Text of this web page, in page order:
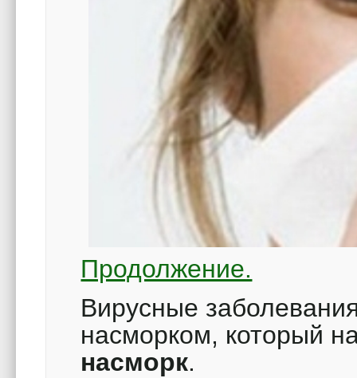
Продолжение.
Вирусные
насморком, который
насморк.